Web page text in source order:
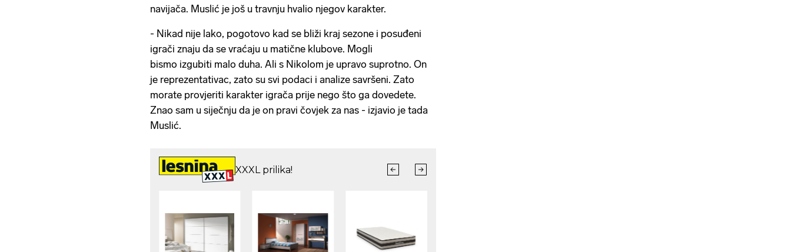
navijača. Muslić je još u travnju hvalio njegov karakter.
- Nikad nije lako, pogotovo kad se bliži kraj sezone i posuđeni
igrači znaju da se vraćaju u matične klubove. Mogli
bismo izgubiti malo duha. Ali s Nikolom je upravo suprotno. On
je reprezentativac, zato su svi podaci i analize savršeni. Zato
morate provjeriti karakter igrača prije nego što ga dovedete.
Znao sam u siječnju da je on pravi čovjek za nas - izjavio je tada
Muslić.